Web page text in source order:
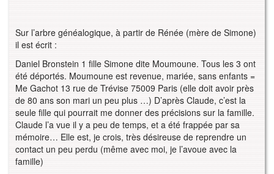
Sur l’arbre généalogique, à partir de Rénée (mère de Simone)
il est écrit :
Daniel Bronstein 1 fille Simone dite Moumoune. Tous les 3 ont
été déportés. Moumoune est revenue, mariée, sans enfants =
Me Gachot 13 rue de Trévise 75009 Paris (elle doit avoir près
de 80 ans son mari un peu plus …) D’après Claude, c’est la
seule fille qui pourrait me donner des précisions sur la famille.
Claude l’a vue il y a peu de temps, et a été frappée par sa
mémoire… Elle est, je crois, très désireuse de reprendre un
contact un peu perdu (même avec moi, je l’avoue avec la
famille)